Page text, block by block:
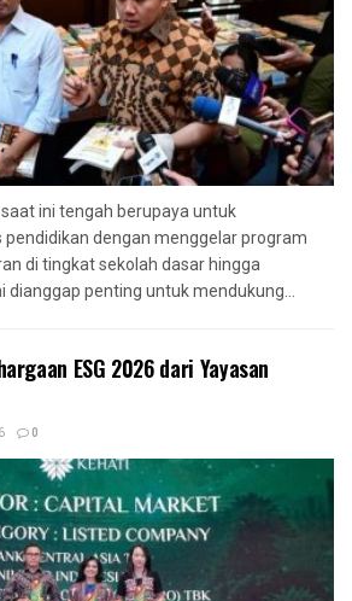
ini tengah berupaya untuk
dengan menggelar program
di tingkat sekolah dasar hingga
dianggap penting untuk mendukung...
ESG 2026 dari Yayasan
0